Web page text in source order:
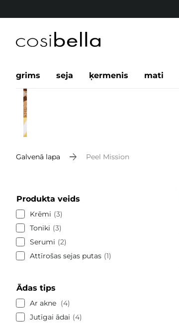
grims seja ķermenis mati
Galvenā lapa Peel Mission
Produkta veids
Krēmi
3
Toniki
3
Serumi
2
Attīrošas sejas putas 1
Ādas tips
Ar akne
4
Jutīgai ādai
4